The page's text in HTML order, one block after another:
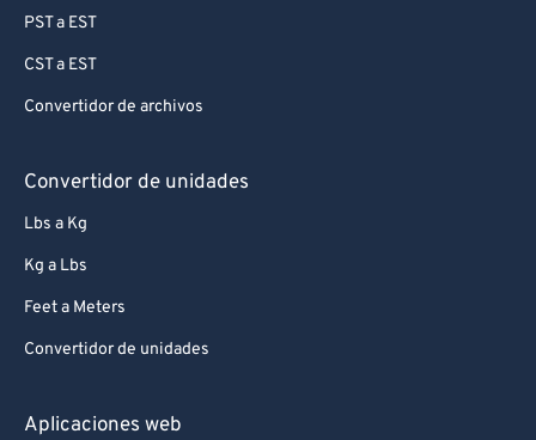
PST a EST
CST a EST
Convertidor de archivos
Convertidor de unidades
Lbs a Kg
Kg a Lbs
Feet a Meters
Convertidor de unidades
Aplicaciones web